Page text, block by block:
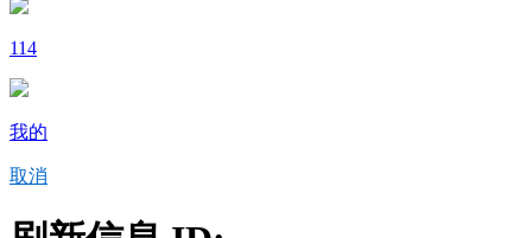
114
我的
取消